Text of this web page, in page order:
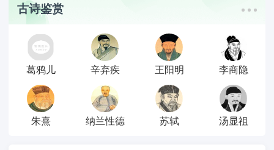
古诗鉴赏
葛鸦儿 辛弃疾 王阳明 李商隐
朱熹 纳兰性德 苏轼 汤显祖